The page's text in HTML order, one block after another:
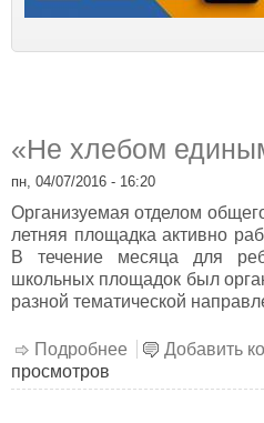
«Не хлебом
пн, 04/07/2016 - 16:20
Организуемая отделом
летняя площадка активно
В течение месяца для
школьных площадок был
разной тематической
Подробнее о «Не хлебом
Добавить
просмотров